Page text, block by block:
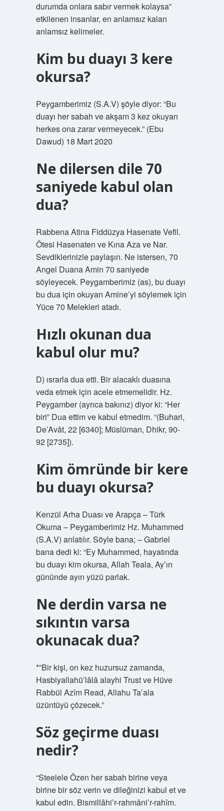
durumda onlara sabır vermek kolaysa”
etkilenen insanlar, en anlamsız kalan
anlamsız kelimeler.
Kim bu duayı 3 kere
okursa?
Peygamberimiz (S.A.V) şöyle diyor: “Bu
duayı her sabah ve akşam 3 kez okuyan
herkes ona zarar vermeyecek.” (Ebu
Dawud) 18 Mart 2020
Ne dilersen dile 70
saniyede kabul olan
dua?
Rabbena Atina Fiddüzya Hasenate Vefil.
Ötesi Hasenaten ve Kına Aza ve Nar.
Sevdiklerinizle paylaşın. Ne istersen, 70
Angel Duana Amin 70 saniyede
söyleyecek. Peygamberimiz (as), bu duayı
bu dua için okuyan Amine’yi söylemek için
Yüce 70 Melekleri atadı.
Hızlı okunan dua
kabul olur mu?
D) ısrarla dua etti. Bir alacaklı duasına
veda etmek için acele etmemelidir. Hz.
Peygamber (ayrıca bakınız) diyor ki: “Her
biri” Dua ettim ve kabul etmedim. “(Buhari,
De’Avât, 22 [6340]; Müslüman, Dhikr, 90-
92 [2735]).
Kim ömründe bir kere
bu duayı okursa?
Kenzül Arha Duası ve Arapça – Türk
Okuma – Peygamberimiz Hz. Muhammed
(S.A.V) anlatılır. Söyle bana; – Gabriel
bana dedi ki: “Ey Muhammed, hayatında
bu duayı kim okursa, Allah Teala, Ay’ın
gününde ayın yüzü parlak.
Ne derdin varsa ne
sıkıntın varsa
okunacak dua?
*”Bir kişi, on kez huzursuz zamanda,
Hasbiyallahü’lâlâ alayhi Trust ve Hüve
Rabbül Azîm Read, Allahu Ta’ala
üzüntüyü çözecek.”
Söz geçirme duası
nedir?
“Steelele Özen her sabah birine veya
birine bir söz verin ve dileğinizi kabul et ve
kabul edin. Bismillâhi’r-rahmâni’r-rahîm.